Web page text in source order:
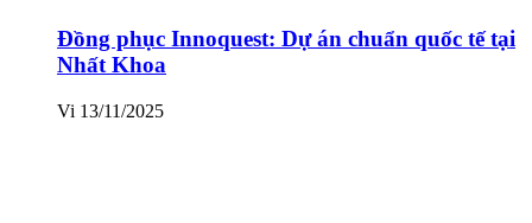
Đồng phục Innoquest: Dự án chuẩn quốc tế tại
Nhất Khoa
Vi 13/11/2025